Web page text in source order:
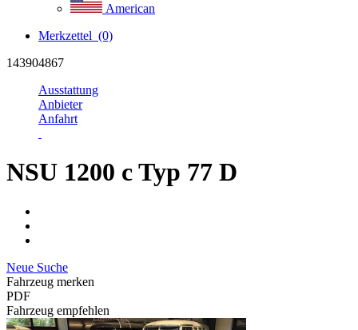
American
Merkzettel (0)
143904867
Ausstattung
Anbieter
Anfahrt
NSU 1200 c Typ 77 D
Neue Suche
Fahrzeug merken
PDF
Fahrzeug empfehlen